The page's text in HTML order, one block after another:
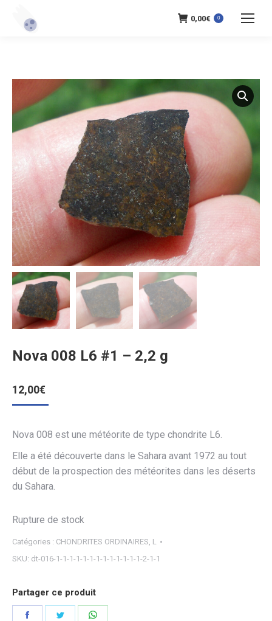
0,00€ 0
Nova 008 L6 #1 – 2,2 g
12,00€
Nova 008 est une météorite de type chondrite L6.
Elle a été découverte dans le Sahara avant 1972 au tout
début de la prospection des météorites dans les déserts
du Sahara.
Rupture de stock
Catégories : CHONDRITES ORDINAIRES, L
SKU: dt-016-1-1-1-1-1-1-1-1-1-1-1-1-1-2-1-1
Partager ce produit
Partager Partager